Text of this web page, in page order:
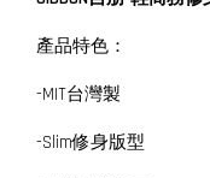
產品特色：
-MIT台灣製
-Slim修身版型